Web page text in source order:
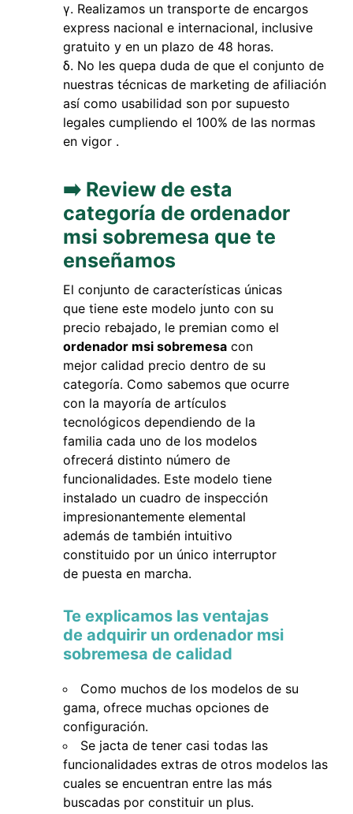
Realizamos un transporte de encargos
express nacional e internacional, inclusive
gratuito y en un plazo de 48 horas.
No les quepa duda de que el conjunto de
nuestras técnicas de marketing de afiliación
así como usabilidad son por supuesto
legales cumpliendo el 100% de las normas
en vigor .
➡️ Review de esta
categoría de ordenador
msi sobremesa que te
enseñamos
El conjunto de características únicas
que tiene este modelo junto con su
precio rebajado, le premian como el
ordenador msi sobremesa con
mejor calidad precio dentro de su
categoría. Como sabemos que ocurre
con la mayoría de artículos
tecnológicos dependiendo de la
familia cada uno de los modelos
ofrecerá distinto número de
funcionalidades. Este modelo tiene
instalado un cuadro de inspección
impresionantemente elemental
además de también intuitivo
constituido por un único interruptor
de puesta en marcha.
Te explicamos las ventajas
de adquirir un ordenador msi
sobremesa de calidad
Como muchos de los modelos de su
gama, ofrece muchas opciones de
configuración.
Se jacta de tener casi todas las
funcionalidades extras de otros modelos las
cuales se encuentran entre las más
buscadas por constituir un plus.